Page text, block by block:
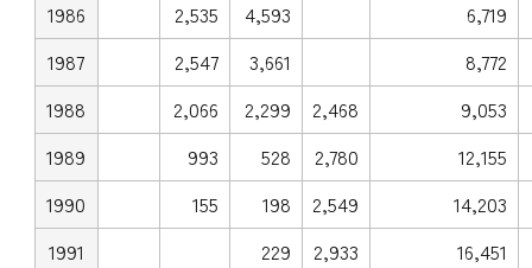
1986 2,535 4,593
6,719
1987
2,547 3,661
8,772
1988
2,066 2,299 2,468
9,053
1989
993 528 2,780
12,155
1990
155 198 2,549
14,203
1991
229 2,933
16,451